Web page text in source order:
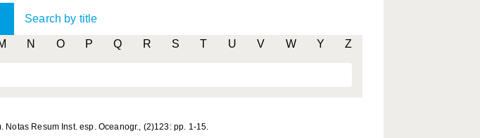
Search by title
N O P Q R S T U V W Y Z
Resum Inst. esp. Oceanogr., (2)123: pp. 1-15.